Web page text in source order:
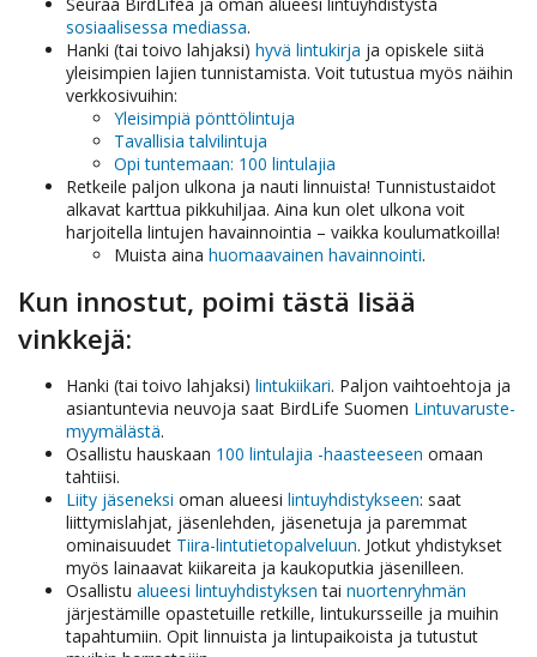
sosiaalisessa mediassa.
Hanki (tai toivo lahjaksi) hyvä lintukirja ja opiskele siitä
yleisimpien lajien tunnistamista. Voit tutustua myös näihin
verkkosivuihin:
Yleisimpiä pönttölintuja
Tavallisia talvilintuja
Opi tuntemaan: 100 lintulajia
Retkeile paljon ulkona ja nauti linnuista! Tunnistustaidot
alkavat karttua pikkuhiljaa. Aina kun olet ulkona voit
harjoitella lintujen havainnointia – vaikka koulumatkoilla!
Muista aina huomaavainen havainnointi.
Kun innostut, poimi tästä lisää
vinkkejä:
Hanki (tai toivo lahjaksi) lintukiikari. Paljon vaihtoehtoja ja
asiantuntevia neuvoja saat BirdLife Suomen Lintuvaruste-
myymälästä.
Osallistu hauskaan 100 lintulajia -haasteeseen omaan
tahtiisi.
Liity jäseneksi oman alueesi lintuyhdistykseen: saat
liittymislahjat, jäsenlehden, jäsenetuja ja paremmat
ominaisuudet Tiira-lintutietopalveluun. Jotkut yhdistykset
myös lainaavat kiikareita ja kaukoputkia jäsenilleen.
Osallistu alueesi lintuyhdistyksen tai nuortenryhmän
järjestämille opastetuille retkille, lintukursseille ja muihin
tapahtumiin. Opit linnuista ja lintupaikoista ja tutustut